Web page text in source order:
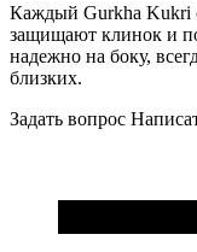
Каждый Gurkha Kukri
защищают клинок и
надежно на боку,
близких.
Задать вопрос